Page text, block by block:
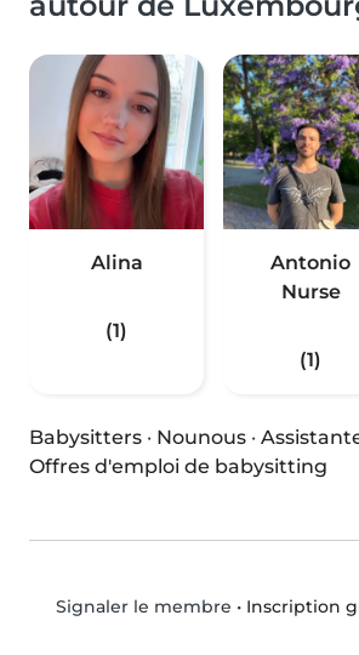
Alina
(1)
Antonio
Nurse
(1)
Babysitters · Nounous ·
Offres d'emploi de babysitting
Signaler le membre • Inscription